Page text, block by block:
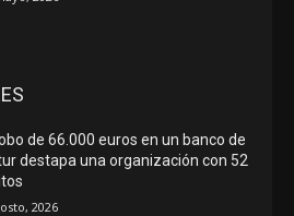
de 66.000 euros en un banco de
destapa una organización con 52
2026